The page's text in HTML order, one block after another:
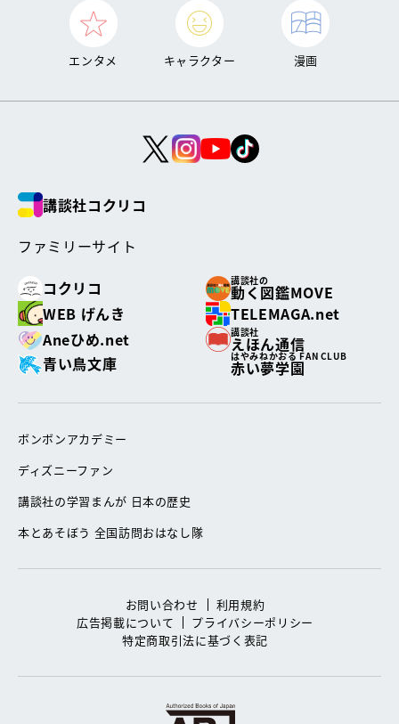
エンタメ キャラクター 漫画
講談社コクリコ
ファミリーサイト
コクリコ
講談社の
動く図鑑MOVE
WEB げんき
TELEMAGA.net
Aneひめ.net
講談社
えほん通信
青い鳥文庫
はやみねかおる FAN CLUB
赤い夢学園
ボンボンアカデミー
ディズニーファン
講談社の学習まんが 日本の歴史
本とあそぼう 全国訪問おはなし隊
お問い合わせ
利用規約
広告掲載について
プライバシーポリシー
特定商取引法に基づく表記